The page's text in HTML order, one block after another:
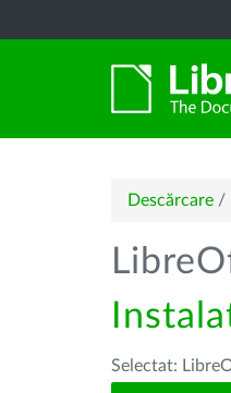
Descărcare /
Selectat: